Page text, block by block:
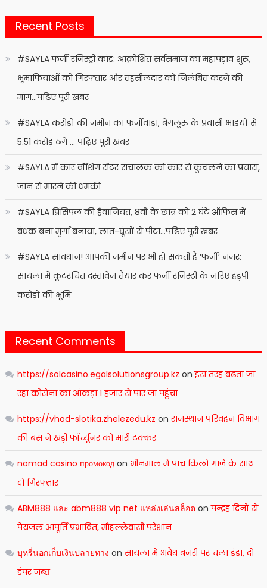
Recent Posts
#SAYLA फर्जी रजिस्ट्री कांड: आक्रोशित सर्वसमाज का महापड़ाव शुरू,
भूमाफियाओं को गिरफ्तार और तहसीलदार को निलंबित करने की
मांग…पढ़िए पूरी खबर
#SAYLA करोड़ों की जमीन का फर्जीवाड़ा, बेंगलूरु के प्रवासी भाइयों से
5.51 करोड़ ठगे … पढ़िए पूरी खबर
#SAYLA में कार वॉशिंग सेंटर संचालक को कार से कुचलने का प्रयास,
जान से मारने की धमकी
#SAYLA प्रिंसिपल की हैवानियत, 8वीं के छात्र को 2 घंटे ऑफिस में
बंधक बना मुर्गा बनाया, लात-घूंसों से पीटा…पढ़िए पूरी खबर
#SAYLA सावधान! आपकी जमीन पर भी हो सकती है ‘फर्जी’ नजर:
सायला में कूटरचित दस्तावेज तैयार कर फर्जी रजिस्ट्री के जरिए हड़पी
करोड़ों की भूमि
Recent Comments
https://solcasino.egalsolutionsgroup.kz onइस तरह बढ़ता जा
रहा कोरोना का आंकड़ा 1 हजार से पार जा पहुंचा
https://vhod-slotika.zhelezedu.kz onराजस्थान परिवहन विभाग
की बस ने खड़ी फॉर्च्यूनर को मारी टक्कर
nomad casino промокодon भीनमाल में पांच किलो गांजे के साथ
दो गिरफ्तार
ABM888 และ abm888 vip net แหล่งเล่นสล็อต onपन्द्रह दिनों से
पेयजल आपूर्ति प्रभावित, मौहल्लेवासी परेशान
บุหรี่นอกเก็บเงินปลายทาง onसायला में अवैध बजरी पर चला डंडा, दो
डंपर जब्त